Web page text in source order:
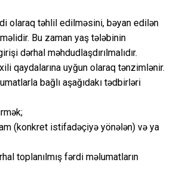
olaraq təhlil edilməsini, bəyan edilən
Bu zaman yaş tələbinin
dərhal məhdudlaşdırılmalıdır.
qaydalarına uyğun olaraq tənzimlənir.
bağlı aşağıdakı tədbirləri
(konkret istifadəçiyə yönələn) və ya
toplanılmış fərdi məlumatların